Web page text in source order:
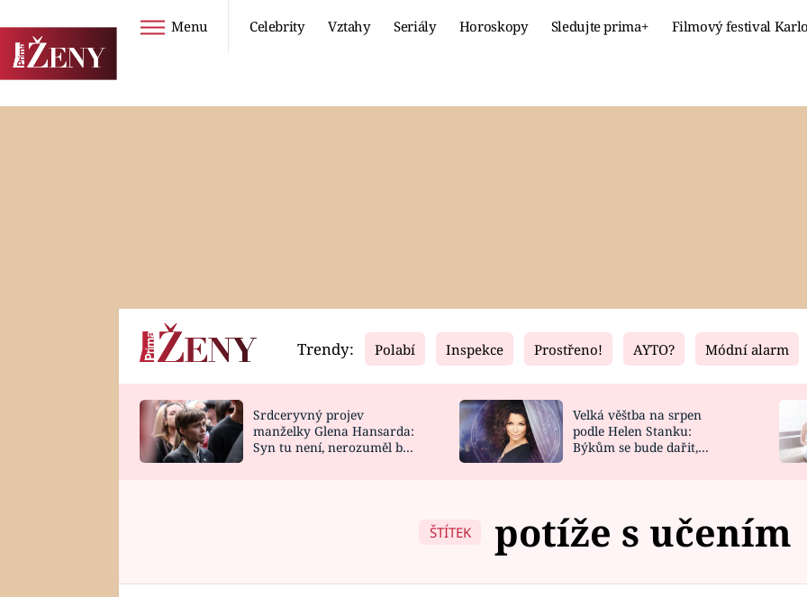
Menu Celebrity Vztahy Seriály Horoskopy Sledujte prima+ Filmový festival
Horoskopy
HOROSKOP NA
Video
CELEBRITY
VAŘENÍ
Fresh
NOVINKY
VIDEORECEPTY
Living
DESIGN
Trendy: Polabí Inspekce Prostřeno! AYTO? Módní alarm
Srdceryvný projev
manželky Glena Hansarda:
Syn tu není, nerozuměl by
Velká věštba na srpen
podle Helen Stanku:
Býkům se bude dařit,
ŠTÍTEK potíže s učením